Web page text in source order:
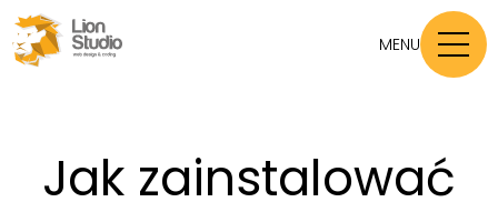
MENU
Jak zainstalować